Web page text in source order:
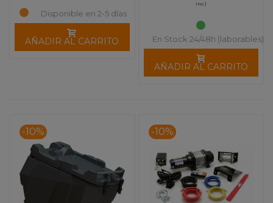
Disponible en 2-5 días
AÑADIR AL CARRITO
inc.)
En Stock 24/48h (laborables)
AÑADIR AL CARRITO
-10% -10%